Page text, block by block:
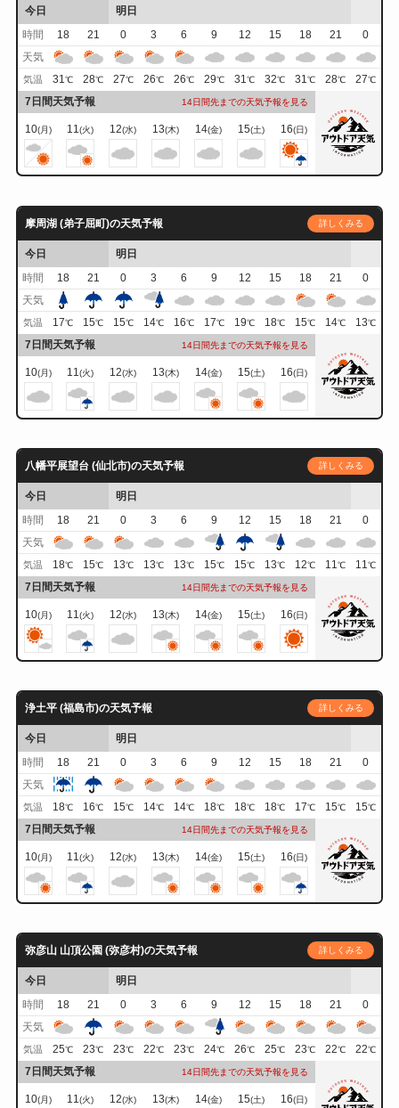
今日
明日
時間
18 21 0 3 6 9 12 15 18 21
0
天気
気温 31℃ 28℃ 27℃ 26℃ 26℃ 29℃ 31℃ 32℃ 31℃ 28℃ 27℃
7日間天気予報 14日間先までの天気予報を見る
10(月) 11(火) 12(水) 13(木) 14(金) 15(土) 16(日)
摩周湖 (弟子屈町)の天気予報 詳しくみる
今日
明日
時間
18 21 0 3 6 9 12 15 18 21
0
天気
気温 17℃ 15℃ 15℃ 14℃ 16℃ 17℃ 19℃ 18℃ 15℃ 14℃ 13℃
7日間天気予報 14日間先までの天気予報を見る
10(月) 11(火) 12(水) 13(木) 14(金) 15(土) 16(日)
八幡平展望台 (仙北市)の天気予報 詳しくみる
今日
明日
時間
18 21 0 3 6 9 12 15 18 21
0
天気
気温 18℃ 15℃ 13℃ 13℃ 13℃ 15℃ 15℃ 13℃ 12℃ 11℃ 11℃
7日間天気予報 14日間先までの天気予報を見る
10(月) 11(火) 12(水) 13(木) 14(金) 15(土) 16(日)
浄土平 (福島市)の天気予報 詳しくみる
今日
明日
時間
18 21 0 3 6 9 12 15 18 21
0
天気
気温 18℃ 16℃ 15℃ 14℃ 14℃ 18℃ 18℃ 18℃ 17℃ 15℃ 15℃
7日間天気予報 14日間先までの天気予報を見る
10(月) 11(火) 12(水) 13(木) 14(金) 15(土) 16(日)
弥彦山 山頂公園 (弥彦村)の天気予報 詳しくみる
今日
明日
時間
18 21 0 3 6 9 12 15 18 21
0
天気
気温 25℃ 23℃ 23℃ 22℃ 23℃ 24℃ 26℃ 25℃ 23℃ 22℃ 22℃
7日間天気予報 14日間先までの天気予報を見る
10(月) 11(火) 12(水) 13(木) 14(金) 15(土) 16(日)